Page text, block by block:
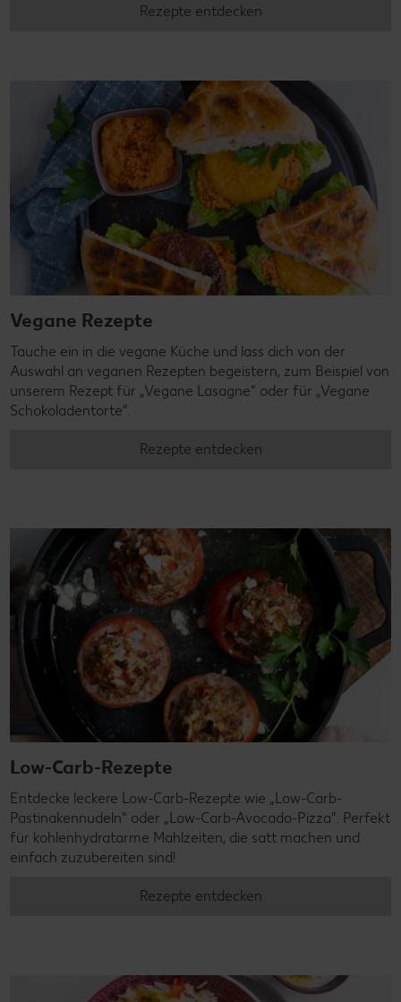
Rezepte entdecken
Vegane Rezepte
Tauche ein in die vegane Küche und lass dich von der
Auswahl an veganen Rezepten begeistern, zum Beispiel von
unserem Rezept für „Vegane Lasagne“ oder für „Vegane
Schokoladentorte“.
Rezepte entdecken
Low-Carb-Rezepte
Entdecke leckere Low-Carb-Rezepte wie „Low-Carb-
Pastinakennudeln" oder „Low-Carb-Avocado-Pizza". Perfekt
für kohlenhydratarme Mahlzeiten, die satt machen und
einfach zuzubereiten sind!
Rezepte entdecken